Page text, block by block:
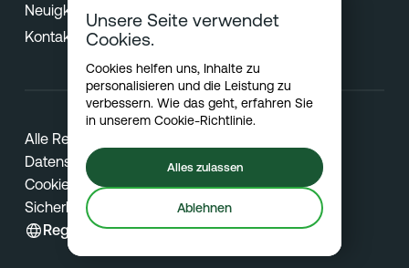
Neuigkeiten & Presse
Kontakt
Alle Rechte vorbehalten © 2026 Netradyne
Datenschutz
Cookies
Sicherheit
Region
Unsere Seite verwendet
Cookies.
Cookies helfen uns, Inhalte zu
personalisieren und die Leistung zu
verbessern. Wie das geht, erfahren Sie
in unserem Cookie-Richtlinie.
Alles zulassen
Ablehnen